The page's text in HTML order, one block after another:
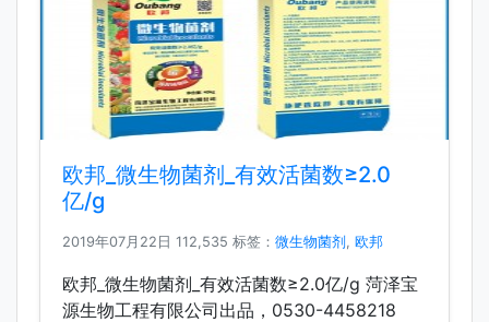
欧邦_微生物菌剂_有效活菌数≥2.0
亿/g
2019年07月22日 112,535 标签： 微生物菌剂 , 欧邦
欧邦_微生物菌剂_有效活菌数≥2.0亿/g 菏泽宝
源生物工程有限公司出品，0530-4458218